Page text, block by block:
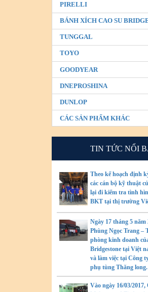
PIRELLI
BÁNH XÍCH CAO SU
TUNGGAL
TOYO
GOODYEAR
DNEPROSHINA
DUNLOP
CÁC SẢN PHẨM KHÁC
TIN TỨC NỔI
Theo kế hoạch định
các cán bộ kỹ thuật
lại đi kiểm tra tình
BKT tại thị trường
Ngày 17 tháng 5 năm
Phùng Ngọc Trang –
phòng kinh doanh
Bridgestone tại Việt
và làm việc tại Công
phụ tùng Thăng long.
Vào ngày 16/03/2017,